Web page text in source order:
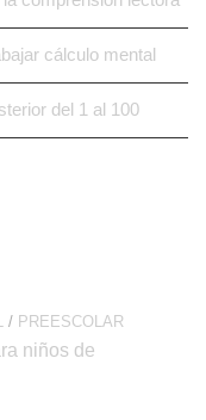
cálculo mental
del 1 al 100
/ PREESCOLAR
niños de